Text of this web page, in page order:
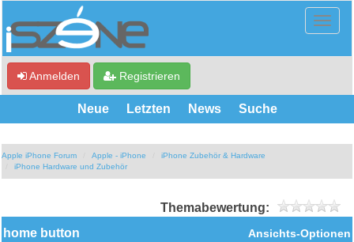
Anmelden Registrieren
Neue Letzten News Suche
Apple iPhone Forum Apple - iPhone
iPhone Zubehör & Hardware
iPhone Hardware und Zubehör
Themabewertung:
Ansichts-Optionen
home button